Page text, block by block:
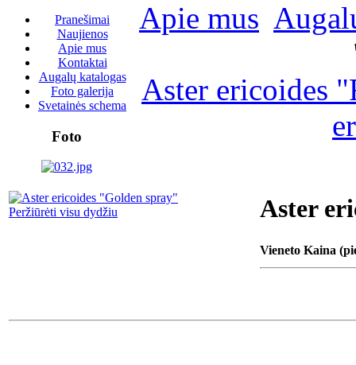
Pranešimai
Naujienos
Apie mus
Kontaktai
Augalų katalogas
Foto galerija
Svetainės schema
Foto
Apie mus
Aster ericoides
Peržiūrėti visu dydžiu Aster
Vieneto Kaina